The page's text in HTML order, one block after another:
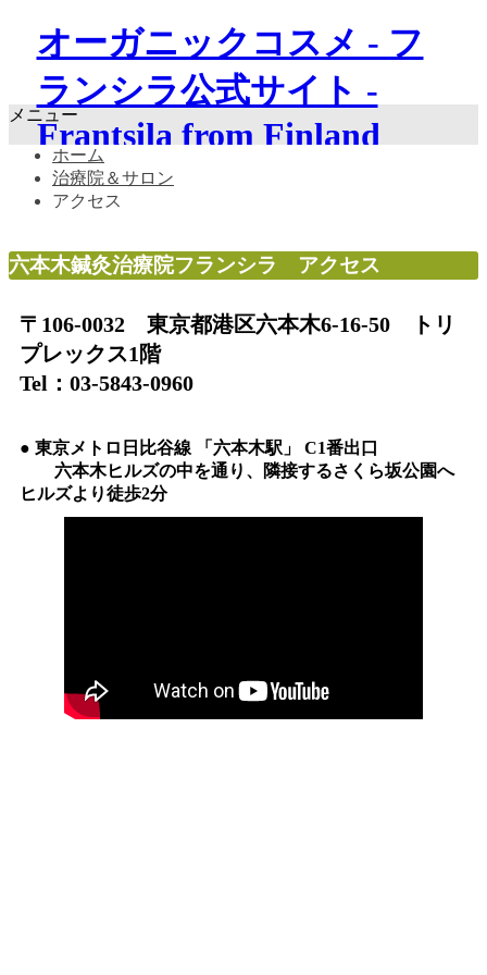
オーガニックコスメ - フ
ランシラ公式サイト -
Frantsila from Finland
メニュー
ホーム
治療院＆サロン
アクセス
六本木鍼灸治療院フランシラ アクセス
〒106-0032 東京都港区六本木6-16-50 トリ
プレックス1階
Tel：03-5843-0960
● 東京メトロ日比谷線 「六本木駅」 C1番出口
六本木ヒルズの中を通り、隣接するさくら坂公園へ
ヒルズより徒歩2分